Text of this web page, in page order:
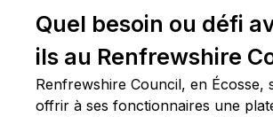
Quel besoin ou défi
ils au Renfrewshire
Renfrewshire Council, en Écosse,
offrir à ses fonctionnaires une